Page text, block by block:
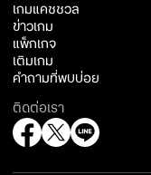
เกมแคชชวล
ข่าวเกม
แพ็กเกจ
เติมเกม
คำถามที่พบบ่อย
ติดต่อเรา